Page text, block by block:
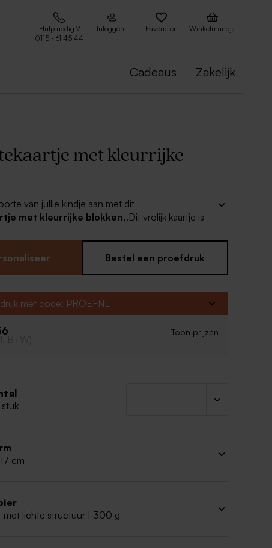
Hulp nodig ?
0115 - 61 45 44
Inloggen Favorieten Winkelmandje
Cadeaus Zakelijk
met kleurrijke
van jullie kindje aan met dit
met kleurrijke blokken..Dit vrolijk kaartje is
met bijpassen doopsuiker artikelen om één
van jullie geboorte aankondiging.Bestel een proefdruk
met code: PROEFNL
Toon prijzen
BTW)
stuk
17 cm
met lichte structuur | 300 g